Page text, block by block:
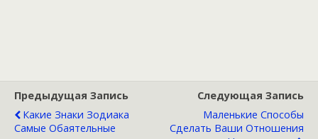
Предыдущая Запись
Какие Знаки Зодиака
Самые Обаятельные
Следующая Запись
Маленькие Способы
Сделать Ваши Отношения